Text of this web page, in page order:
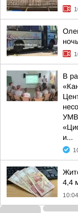
В
и...
4,4
10:04